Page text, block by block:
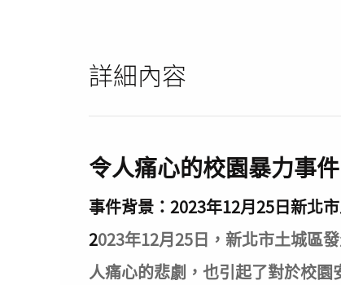
詳細內容
令人痛心的校園暴力事
事件背景：2023年12月25日新北
2023年12月25日，新北市土城區
人痛心的悲劇，也引起了對於校